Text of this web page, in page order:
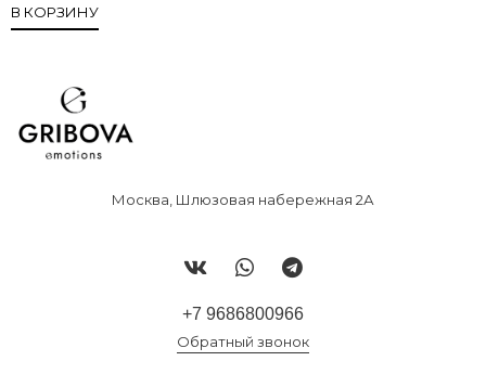
В КОРЗИНУ
Москва, Шлюзовая набережная 2А
+7 9686800966
Обратный звонок